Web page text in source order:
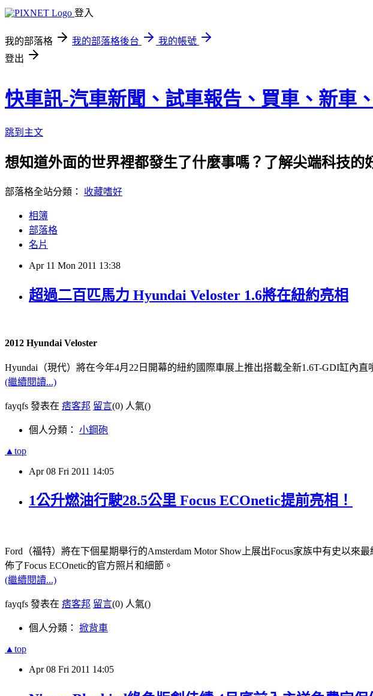
登入
我的部落格 我的部落格後台
我的帳號
登出
快車訊-汽車新聞、試車報告、買車、新車
跳到主文
想知道外面的世界裡都發生了什麼事嗎？了解尖端科技的
部落格全站分類： 收藏嗜好
相簿
部落格
名片
Apr 11 Mon 2011 13:38
超過二百匹馬力 Hyundai Veloster 1.6將在紐約亮相
2012 Hyundai Veloster
Hyundai（現代）將在今年4月22日開幕的紐約國際車展上推出搭載全新1.6T-GDI缸內直
(繼續閱讀...)
fayqfs 發表在 痞客邦 留言(0) 人氣()
個人分類： 小鋼砲
▲top
Apr 08 Fri 2011 14:05
1公升燃油行駛28.5公里 Focus ECOnetic提前亮相！
Ford（福特）將在下個星期舉行的Amsterdam Motor Show上展出Focus家族中有史以來
佈了Focus ECOnetic的官方照片和細節。
(繼續閱讀...)
fayqfs 發表在 痞客邦 留言(0) 人氣()
個人分類： 掀背車
▲top
Apr 08 Fri 2011 14:05